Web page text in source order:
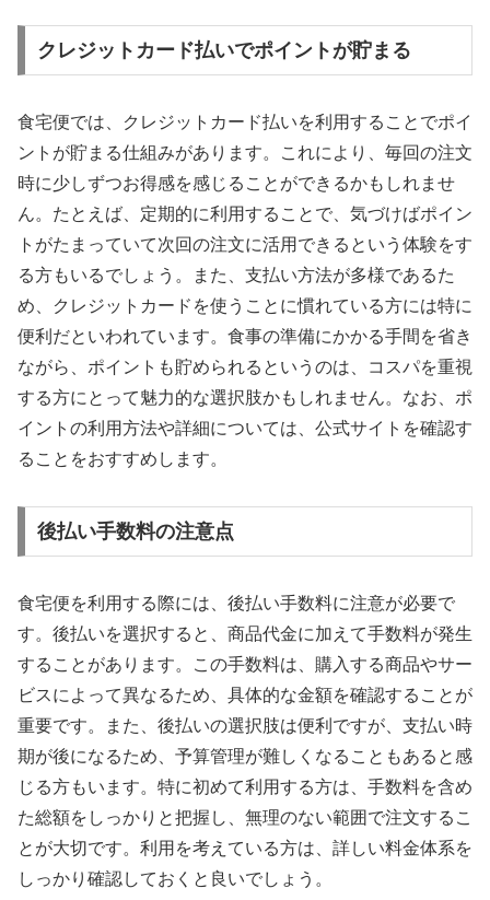
クレジットカード払いでポイントが貯まる
食宅便では、クレジットカード払いを利用することでポイ
ントが貯まる仕組みがあります。これにより、毎回の注文
時に少しずつお得感を感じることができるかもしれませ
ん。たとえば、定期的に利用することで、気づけばポイン
トがたまっていて次回の注文に活用できるという体験をす
る方もいるでしょう。また、支払い方法が多様であるた
め、クレジットカードを使うことに慣れている方には特に
便利だといわれています。食事の準備にかかる手間を省き
ながら、ポイントも貯められるというのは、コスパを重視
する方にとって魅力的な選択肢かもしれません。なお、ポ
イントの利用方法や詳細については、公式サイトを確認す
ることをおすすめします。
後払い手数料の注意点
食宅便を利用する際には、後払い手数料に注意が必要で
す。後払いを選択すると、商品代金に加えて手数料が発生
することがあります。この手数料は、購入する商品やサー
ビスによって異なるため、具体的な金額を確認することが
重要です。また、後払いの選択肢は便利ですが、支払い時
期が後になるため、予算管理が難しくなることもあると感
じる方もいます。特に初めて利用する方は、手数料を含め
た総額をしっかりと把握し、無理のない範囲で注文するこ
とが大切です。利用を考えている方は、詳しい料金体系を
しっかり確認しておくと良いでしょう。